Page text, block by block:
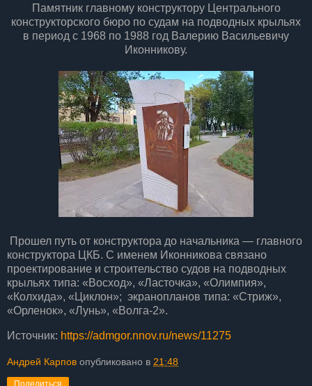
Памятник главному конструктору Центрального
конструкторского бюро по судам на подводных крыльях
в период с 1968 по 1988 год Валерию Васильевичу
Иконникову.
Прошел путь от конструктора до начальника — главного
конструктора ЦКБ. С именем Иконникова связано
проектирование и строительство судов на подводных
крыльях типа: «Восход», «Ласточка», «Олимпия»,
«Колхида», «Циклон»; экранопланов типа: «Стриж»,
«Орленок», «Лунь», «Волга-2».
Источник: https://admgor.nnov.ru/news/11275
Андрей Карпов опубликовано в 21:48
Поделиться